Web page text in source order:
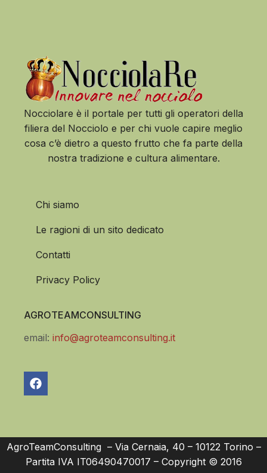
Nocciolare è il portale per tutti gli operatori della
filiera del Nocciolo e per chi vuole capire meglio
cosa c’è dietro a questo frutto che fa parte della
nostra tradizione e cultura alimentare.
Chi siamo
Le ragioni di un sito dedicato
Contatti
Privacy Policy
AGROTEAMCONSULTING
email: info@agroteamconsulting.it
AgroTeamConsulting – Via Cernaia, 40 – 10122 Torino –
Partita IVA IT06490470017 – Copyright © 2016